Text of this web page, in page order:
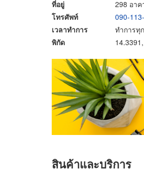
ที่อยู่
298 อา
โทรศัพท์
090-
เวลาทำการ
ทำการทุ
พิกัด
สินค้าและบริการ